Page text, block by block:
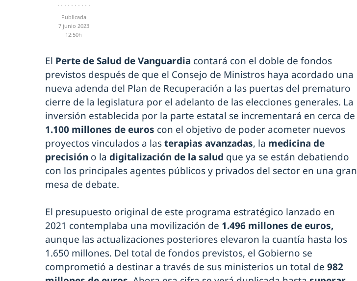
Publicada
7 junio 2023
12:50h
El Perte de Salud de Vanguardia contará con el doble de fondos
previstos después de que el Consejo de Ministros haya acordado una
nueva adenda del Plan de Recuperación a las puertas del prematuro
cierre de la legislatura por el adelanto de las elecciones generales. La
inversión establecida por la parte estatal se incrementará en cerca de
1.100 millones de euros con el objetivo de poder acometer nuevos
proyectos vinculados a lasterapias avanzadas, la medicina de
precisión o la digitalización de la salud que ya se están debatiendo
con los principales agentes públicos y privados del sector en una gran
mesa de debate.
El presupuesto original de este programa estratégico lanzado en
2021 contemplaba una movilización de 1.496 millones de euros,
aunque las actualizaciones posteriores elevaron la cuantía hasta los
1.650 millones. Del total de fondos previstos, el Gobierno se
comprometió a destinar a través de sus ministerios un total de 982